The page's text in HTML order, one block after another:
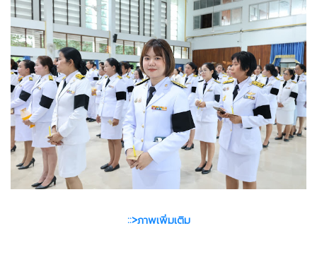
::>ภาพเพิ่มเติม